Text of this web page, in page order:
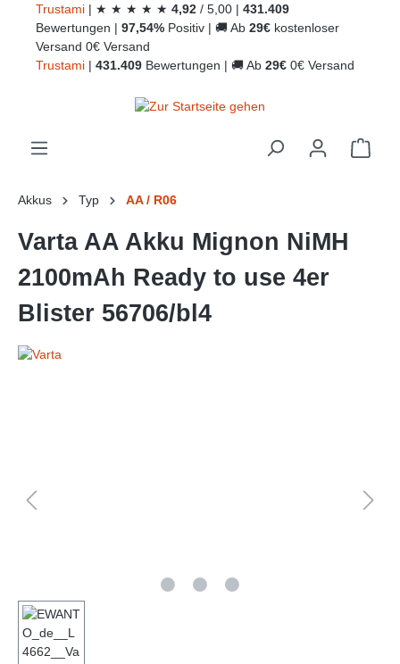
Trustami | ★ ★ ★ ★ ★ 4,92 / 5,00 | 431.409
Bewertungen | 97,54% Positiv | 🚚 Ab 29€ kostenloser
Versand 0€ Versand
Trustami | 431.409 Bewertungen | 🚚 Ab 29€ 0€ Versand
Akkus Typ AA / R06
Varta AA Akku Mignon NiMH
2100mAh Ready to use 4er
Blister 56706/bl4